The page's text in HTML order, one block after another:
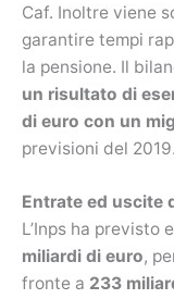
Caf. Inoltre viene
garantire tempi
la pensione. Il
un risultato di
di euro con un
previsioni del 2019.
Entrate ed uscite
L’Inps ha
miliardi di euro,
fronte a 233